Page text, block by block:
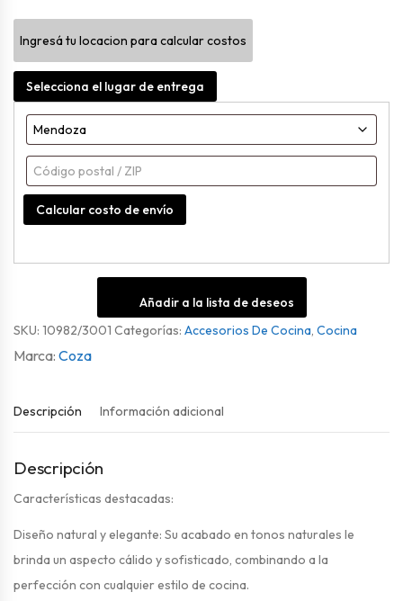
Cuchillos
Perfect
Natural
cantidad
Ingresá tu locacion para calcular costos
Selecciona el lugar de entrega
Calcular costo de envío
Añadir a la lista de deseos
SKU: 10982/3001 Categorías: Accesorios De Cocina Cocina
Coza
Descripción Información adicional
Descripción
Características destacadas:
Diseño natural y elegante: Su acabado en tonos naturales le
brinda un aspecto cálido y sofisticado, combinando a la
perfección con cualquier estilo de cocina.